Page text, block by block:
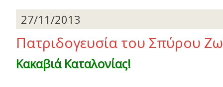
27/11/2013
Πατριδογευσία του Σπύρου
Κακαβιά Καταλονίας!